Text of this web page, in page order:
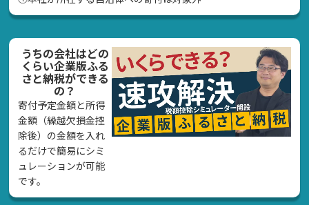
うちの会社はどの
くらい企業版ふる
さと納税ができる
の？
寄付予定金額と所得
金額（繰越欠損金控
除後）の金額を入れ
るだけで簡易にシミ
ュレーションが可能
です。